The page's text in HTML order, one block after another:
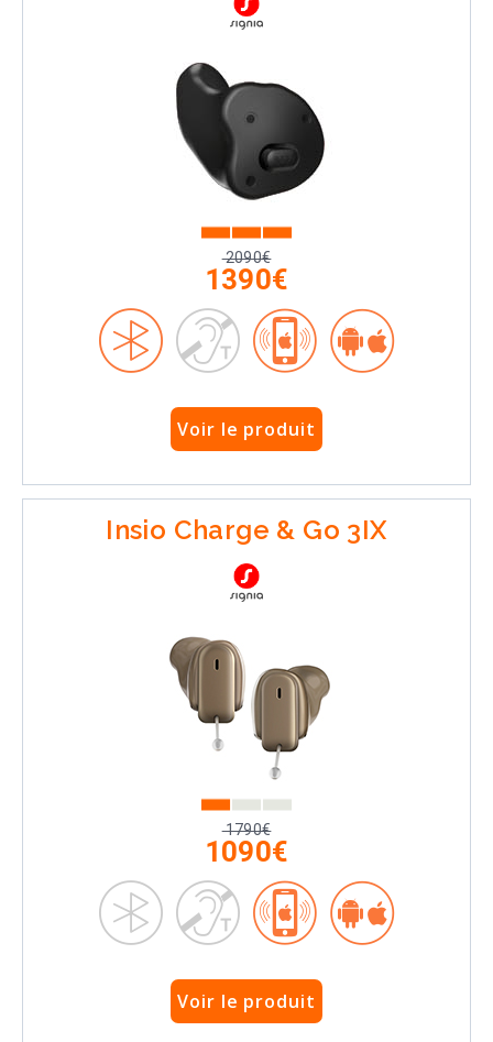
2090€
1390€
Voir le produit
Insio Charge & Go 3IX
1790€
1090€
Voir le produit